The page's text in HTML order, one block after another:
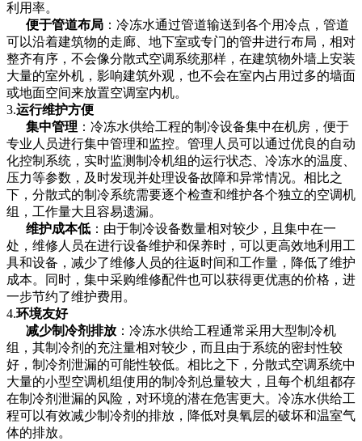
利用率。
便于管道布局 ：冷冻水通过管道输送到各个用冷点，管道
可以沿着建筑物的走廊、地下室或专门的管井进行布局，相对
整齐有序，不会像分散式空调系统那样，在建筑物外墙上安装
大量的室外机，影响建筑外观，也不会在室内占用过多的墙面
或地面空间来放置空调室内机。
3.运行维护方便
集中管理 ：冷冻水供给工程的制冷设备集中在机房，便于
专业人员进行集中管理和监控。管理人员可以通过优良的自动
化控制系统，实时监测制冷机组的运行状态、冷冻水的温度、
压力等参数，及时发现并处理设备故障和异常情况。相比之
下，分散式的制冷系统需要逐个检查和维护各个独立的空调机
组，工作量大且容易遗漏。
维护成本低 ：由于制冷设备数量相对较少，且集中在一
处，维修人员在进行设备维护和保养时，可以更高效地利用工
具和设备，减少了维修人员的往返时间和工作量，降低了维护
成本。同时，集中采购维修配件也可以获得更优惠的价格，进
一步节约了维护费用。
4.环境友好
减少制冷剂排放 ：冷冻水供给工程通常采用大型制冷机
组，其制冷剂的充注量相对较少，而且由于系统的密封性较
好，制冷剂泄漏的可能性较低。相比之下，分散式空调系统中
大量的小型空调机组使用的制冷剂总量较大，且每个机组都存
在制冷剂泄漏的风险，对环境的潜在危害更大。冷冻水供给工
程可以有效减少制冷剂的排放，降低对臭氧层的破坏和温室气
体的排放。